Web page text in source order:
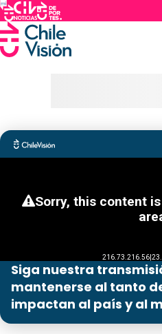
Siga nuestra
mantenerse al tanto
impactan al país y al
Programas